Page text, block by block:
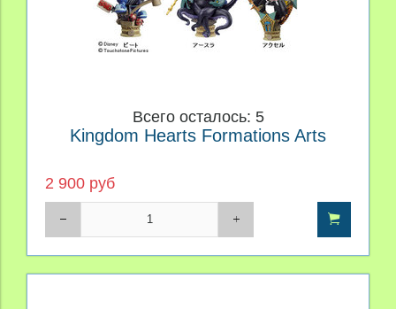
Всего осталось: 5
Kingdom Hearts Formations Arts
2 900 руб